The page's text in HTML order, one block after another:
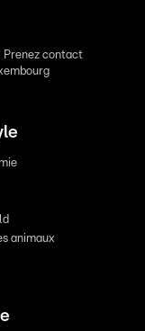
Prenez contact
animaux